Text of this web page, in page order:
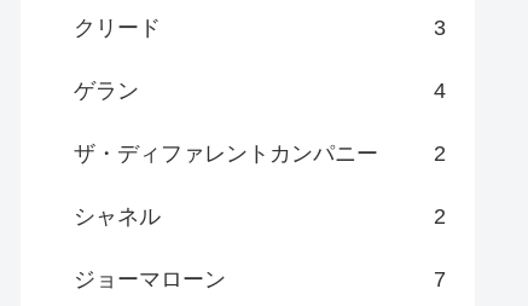
クリード 3
ゲラン 4
ザ・ディファレントカンパニー 2
シャネル 2
ジョーマローン 7